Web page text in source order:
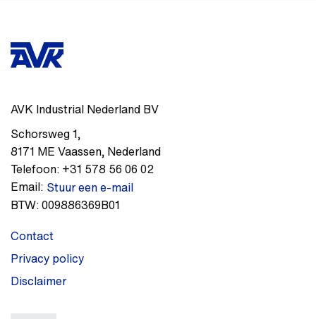
AVK Industrial Nederland BV
Schorsweg 1,
8171 ME Vaassen, Nederland
Telefoon: +31 578 56 06 02
Email: Stuur een e-mail
BTW:009886369B01
Contact
Privacy policy
Disclaimer